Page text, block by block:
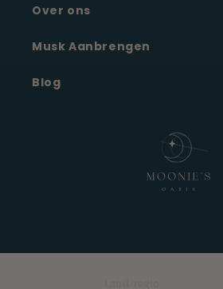
Over ons
Musk Aanbrengen
Blog